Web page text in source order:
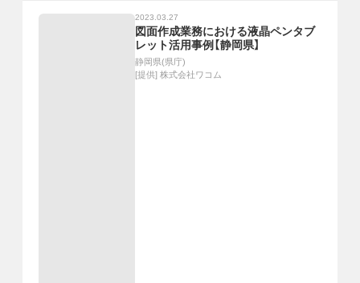
2023.03.27
図面作成業務における液晶ペンタブ
レット活用事例【静岡県】
静岡県(県庁)
[提供] 株式会社ワコム